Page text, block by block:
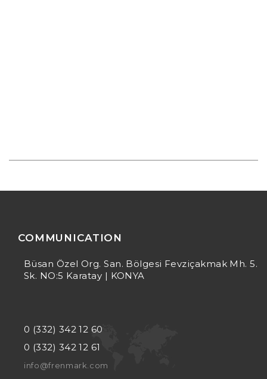
COMMUNICATION
Büsan Özel Org. San. Bölgesi Fevziçakmak Mh. 5.
Sk. NO:5 Karatay | KONYA
0 (332) 342 12 60
0 (332) 342 12 61
info@frenmark.com